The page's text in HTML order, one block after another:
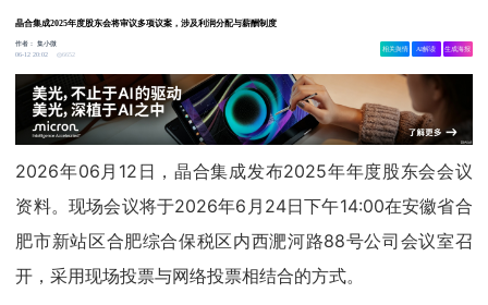
晶合集成2025年度股东会将审议多项议案，涉及利润分配与薪酬制度
作者：集小微
06-12 20:02
6652
相关舆情 AI解读 生成海报
2026年06月12日，晶合集成发布2025年年度股东会会议
资料。现场会议将于2026年6月24日下午14:00在安徽省合
肥市新站区合肥综合保税区内西淝河路88号公司会议室召
开，采用现场投票与网络投票相结合的方式。